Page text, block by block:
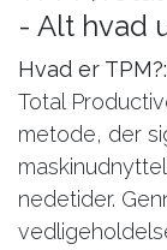
- Alt hvad
Hvad er TPM?:
Total
metode, der
nedetider.